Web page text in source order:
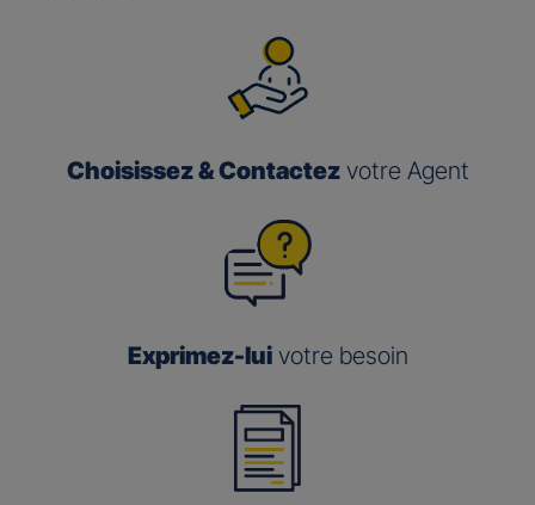
Choisissez & Contactezvotre Agent
Exprimez-luivotre besoin